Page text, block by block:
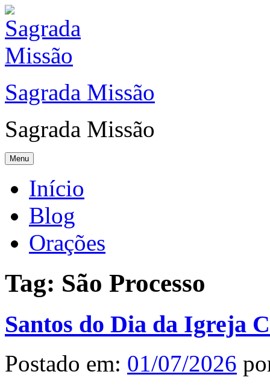
Sagrada Missão
Sagrada Missão
Menu
Início
Blog
Orações
Tag: São Processo
Santos do Dia da Igreja
Postado em: 01/07/2026